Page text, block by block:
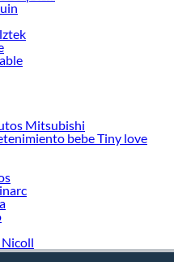
Mitsubishi
bebe Tiny love
Nicoll